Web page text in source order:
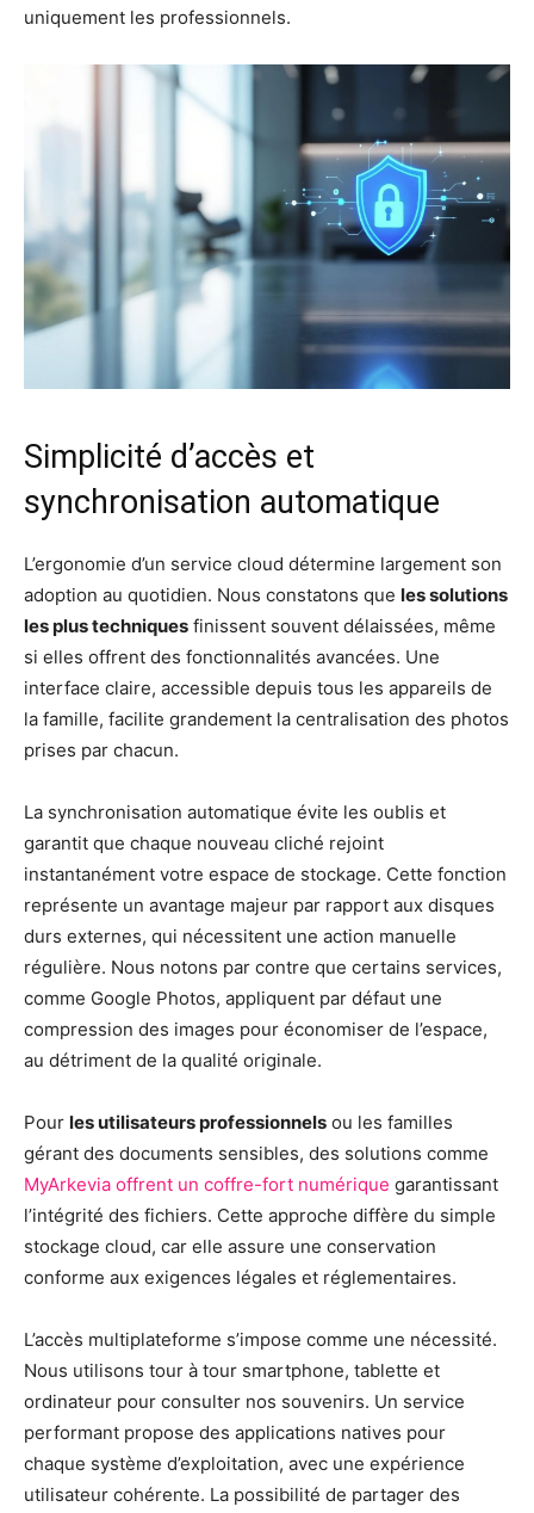
uniquement les professionnels.
Simplicité d’accès et
synchronisation automatique
L’ergonomie d’un service cloud détermine largement son
adoption au quotidien. Nous constatons que les solutions
les plus techniques finissent souvent délaissées, même
si elles offrent des fonctionnalités avancées. Une
interface claire, accessible depuis tous les appareils de
la famille, facilite grandement la centralisation des photos
prises par chacun.
La synchronisation automatique évite les oublis et
garantit que chaque nouveau cliché rejoint
instantanément votre espace de stockage. Cette fonction
représente un avantage majeur par rapport aux disques
durs externes, qui nécessitent une action manuelle
régulière. Nous notons par contre que certains services,
comme Google Photos, appliquent par défaut une
compression des images pour économiser de l’espace,
au détriment de la qualité originale.
Pour les utilisateurs professionnels ou les familles
gérant des documents sensibles, des solutions comme
MyArkevia offrent un coffre-fort numérique garantissant
l’intégrité des fichiers. Cette approche diffère du simple
stockage cloud, car elle assure une conservation
conforme aux exigences légales et réglementaires.
L’accès multiplateforme s’impose comme une nécessité.
Nous utilisons tour à tour smartphone, tablette et
ordinateur pour consulter nos souvenirs. Un service
performant propose des applications natives pour
chaque système d’exploitation, avec une expérience
utilisateur cohérente. La possibilité de partager des